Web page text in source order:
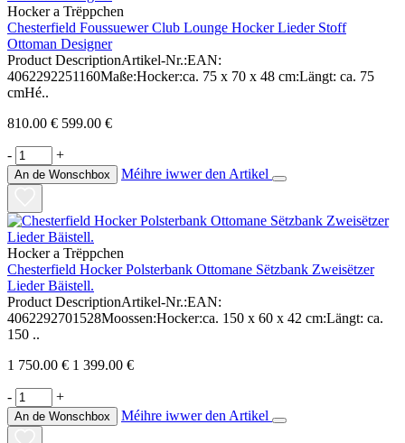
Hocker a Trëppchen
Chesterfield Foussuewer Club Lounge Hocker Lieder Stoff
Ottoman Designer
Product DescriptionArtikel-Nr.:EAN:
4062292251160Maße:Hocker:ca. 75 x 70 x 48 cm:Längt: ca. 75
cmHé..
810.00 € 599.00 €
- +
An de Wonschbox Méihre iwwer den Artikel
Hocker a Trëppchen
Chesterfield Hocker Polsterbank Ottomane Sëtzbank Zweisëtzer
Lieder Bäistell.
Product DescriptionArtikel-Nr.:EAN:
4062292701528Moossen:Hocker:ca. 150 x 60 x 42 cm:Längt: ca.
150 ..
1 750.00 € 1 399.00 €
- +
An de Wonschbox Méihre iwwer den Artikel